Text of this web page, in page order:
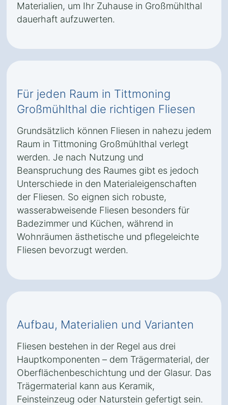
Materialien, um Ihr Zuhause in Großmühlthal
dauerhaft aufzuwerten.
Für jeden Raum in Tittmoning
Großmühlthal die richtigen Fliesen
Grundsätzlich können Fliesen in nahezu jedem
Raum in Tittmoning Großmühlthal verlegt
werden. Je nach Nutzung und
Beanspruchung des Raumes gibt es jedoch
Unterschiede in den Materialeigenschaften
der Fliesen. So eignen sich robuste,
wasserabweisende Fliesen besonders für
Badezimmer und Küchen, während in
Wohnräumen ästhetische und pflegeleichte
Fliesen bevorzugt werden.
Aufbau, Materialien und Varianten
Fliesen bestehen in der Regel aus drei
Hauptkomponenten – dem Trägermaterial, der
Oberflächenbeschichtung und der Glasur. Das
Trägermaterial kann aus Keramik,
Feinsteinzeug oder Naturstein gefertigt sein.